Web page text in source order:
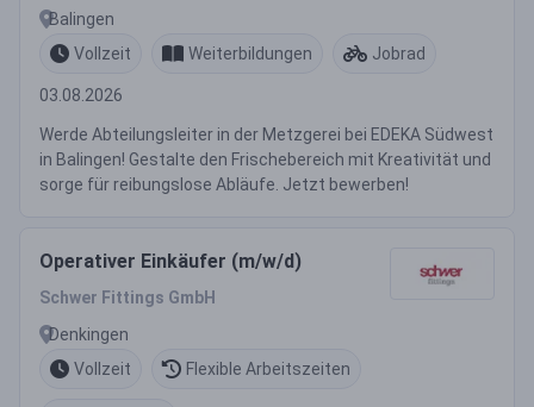
Balingen
Vollzeit
Weiterbildungen Jobrad
03.08.2026
Werde Abteilungsleiter in der Metzgerei bei EDEKA Südwest
in Balingen! Gestalte den Frischebereich mit Kreativität und
sorge für reibungslose Abläufe. Jetzt bewerben!
Operativer Einkäufer (m/w/d)
Schwer Fittings GmbH
Denkingen
Vollzeit
Flexible Arbeitszeiten